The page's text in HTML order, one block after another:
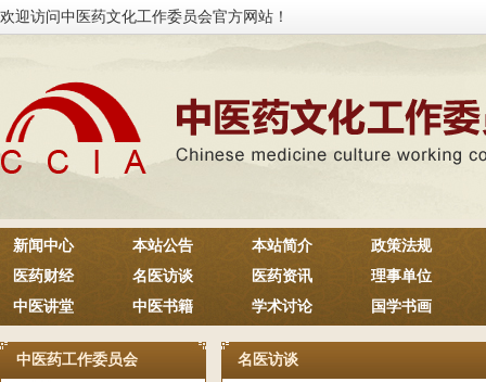
欢迎访问中医药文化工作委员会官方网站！
新闻中心 本站公告 本站简介
政策法规
医药财经
名医访谈 医药资讯
理事单位
中医讲堂
中医书籍 学术讨论 国学书画
中医药工作委员会 名医访谈